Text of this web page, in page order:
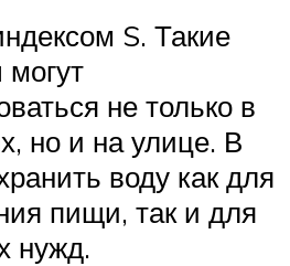
S. Такие
могут
не только в
но и на улице. В
воду как для
пищи, так и для
нужд.